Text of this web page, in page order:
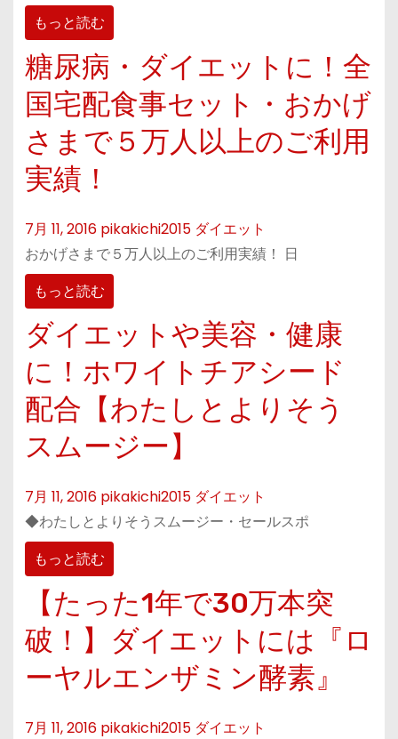
もっと読む
糖尿病・ダイエットに！全
国宅配食事セット・おかげ
さまで５万人以上のご利用
実績！
7月 11, 2016 pikakichi2015 ダイエット
おかげさまで５万人以上のご利用実績！ 日
もっと読む
ダイエットや美容・健康
に！ホワイトチアシード
配合【わたしとよりそう
スムージー】
7月 11, 2016 pikakichi2015 ダイエット
◆わたしとよりそうスムージー・セールスポ
もっと読む
【たった1年で30万本突
破！】ダイエットには『ロ
ーヤルエンザミン酵素』
7月 11, 2016 pikakichi2015 ダイエット